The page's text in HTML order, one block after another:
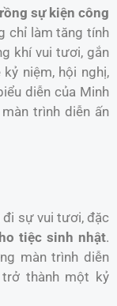
sự kiện công
chỉ làm tăng tính
khí vui tươi, gắn
niệm, hội nghị,
diễn của Minh
trình diễn ấn
sự vui tươi, đặc
tiệc sinh nhật.
màn trình diễn
thành một kỷ